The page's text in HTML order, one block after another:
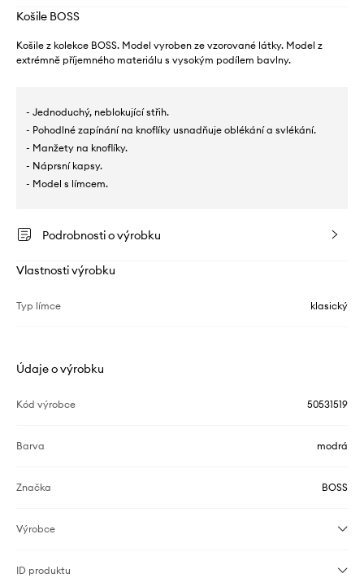
Košile BOSS
Košile z kolekce BOSS. Model vyroben ze vzorované látky. Model z
extrémně příjemného materiálu s vysokým podílem bavlny.
- Jednoduchý, neblokující střih.
- Pohodlné zapínání na knoflíky usnadňuje oblékání a svlékání.
- Manžety na knoflíky.
- Náprsní kapsy.
- Model s límcem.
Podrobnosti o výrobku
Vlastnosti výrobku
Typ límce klasický
Údaje o výrobku
Kód výrobce 50531519
Barva modrá
Značka BOSS
Výrobce
ID produktu